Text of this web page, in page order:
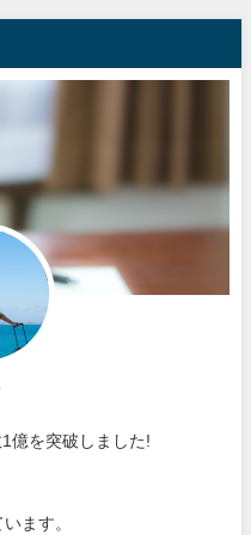
億を突破しました!
ます。